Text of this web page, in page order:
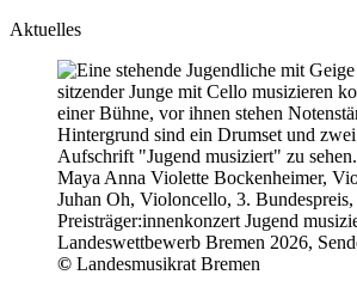
Aktuelles
Maya Anna Violette Bockenheimer,
Juhan Oh, Violoncello, 3.
Preisträger:innenkonzert Jugend
Landeswettbewerb Bremen 2026,
© Landesmusikrat Bremen